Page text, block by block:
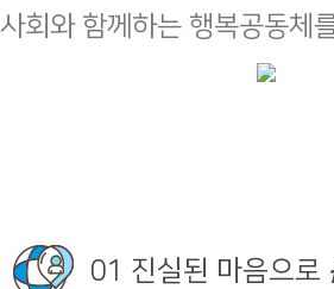
사회와 함께하는 행복공동체
01 진실된 마음으로